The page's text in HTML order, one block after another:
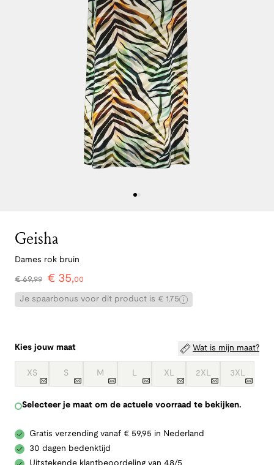
Geisha
Dames rok bruin
€69,99 € 35,00
Je spaarbonus voor dit product is € 1,75
Kies jouw maat Wat is mijn maat?
XS S M L XL 2XL 3XL
Selecteer je maat om de actuele voorraad te bekijken.
Gratis verzending vanaf € 59,95 in Nederland
30 dagen bedenktijd